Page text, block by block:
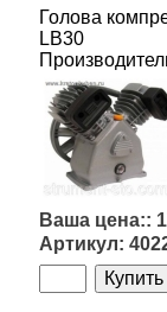
Голова
LB30